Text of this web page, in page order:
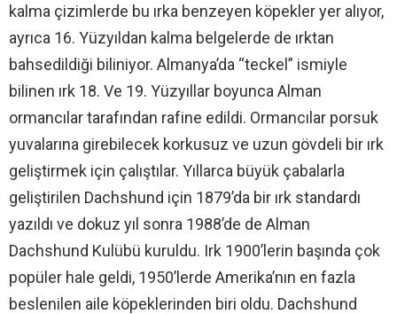
kalma çizimlerde bu ırka benzeyen köpekler yer alıyor,
ayrıca 16. Yüzyıldan kalma belgelerde de ırktan
bahsedildiği biliniyor. Almanya’da “teckel” ismiyle
bilinen ırk 18. Ve 19. Yüzyıllar boyunca Alman
ormancılar tarafından rafine edildi. Ormancılar porsuk
yuvalarına girebilecek korkusuz ve uzun gövdeli bir ırk
geliştirmek için çalıştılar. Yıllarca büyük çabalarla
geliştirilen Dachshund için 1879’da bir ırk standardı
yazıldı ve dokuz yıl sonra 1988’de de Alman
Dachshund Kulübü kuruldu. Irk 1900’lerin başında çok
popüler hale geldi, 1950’lerde Amerika’nın en fazla
beslenilen aile köpeklerinden biri oldu. Dachshund